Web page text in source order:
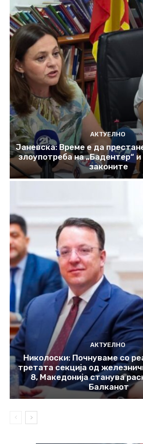
АКТУЕЛНО
Јаневска: Време е да
злоупотреба на „Бадентер“ и
законите
АКТУЕЛНО
Николоски: Почнуваме со
третата секција од
8, Македонија станува
Балканот